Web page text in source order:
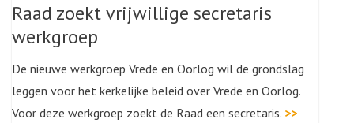
Raad zoekt vrijwillige secretaris
werkgroep
De nieuwe werkgroep Vrede en Oorlog wil de grondslag
leggen voor het kerkelijke beleid over Vrede en Oorlog.
Voor deze werkgroep zoekt de Raad een secretaris. >>